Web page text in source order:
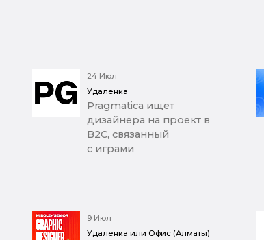
24 Июл
Удаленка
Pragmatica ищет
дизайнера на проект в
B2C, связанный
с играми
9 Июл
Удаленка или Офис (Алматы)